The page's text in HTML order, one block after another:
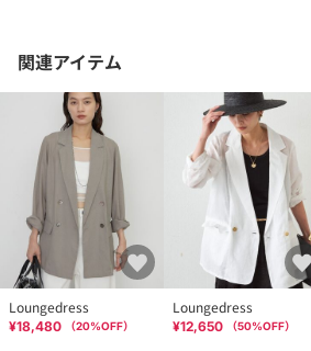
関連アイテム
Loungedress
¥18,480 （20%OFF）
Loungedress
¥12,650 （50%OFF）